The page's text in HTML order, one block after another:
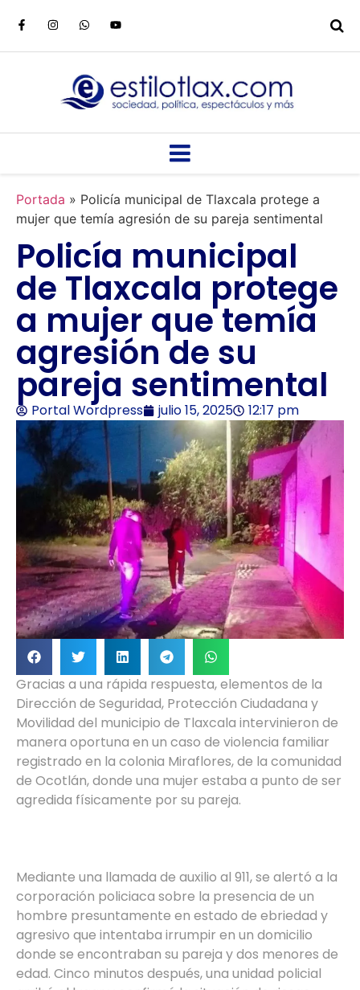
Portada » Policía municipal de Tlaxcala protege a
mujer que temía agresión de su pareja sentimental
Policía municipal
de Tlaxcala protege
a mujer que temía
agresión de su
pareja sentimental
Portal Wordpress julio 15, 2025 12:17 pm
Gracias a una rápida respuesta, elementos de la
Dirección de Seguridad, Protección Ciudadana y
Movilidad del municipio de Tlaxcala intervinieron de
manera oportuna en un caso de violencia familiar
registrado en la colonia Miraflores, de la comunidad
de Ocotlán, donde una mujer estaba a punto de ser
agredida físicamente por su pareja.
Mediante una llamada de auxilio al 911, se alertó a la
corporación policiaca sobre la presencia de un
hombre presuntamente en estado de ebriedad y
agresivo que intentaba irrumpir en un domicilio
donde se encontraban su pareja y dos menores de
edad. Cinco minutos después, una unidad policial